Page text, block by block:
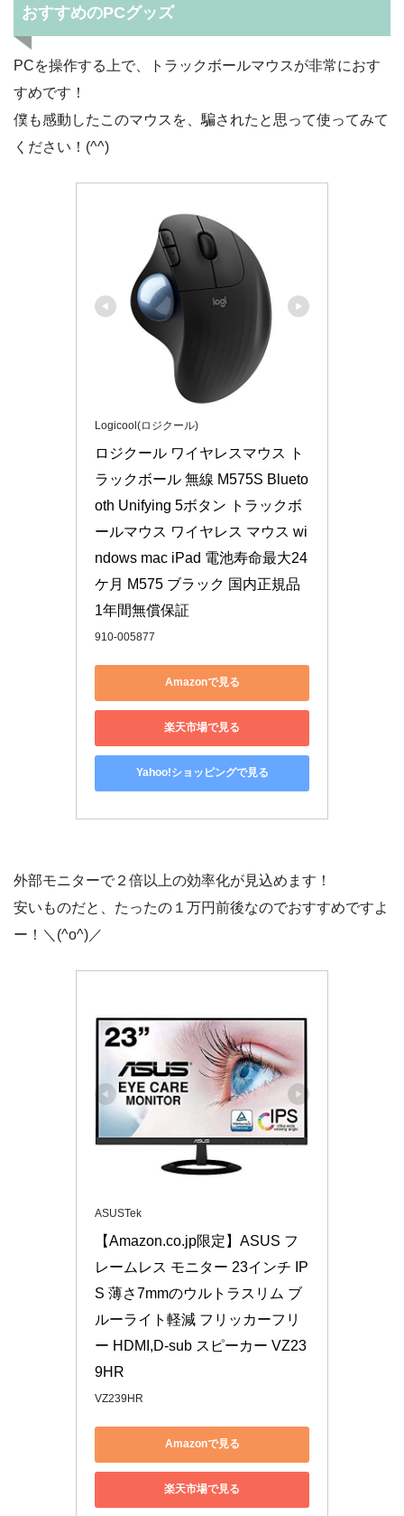
おすすめのPCグッズ
PCを操作する上で、トラックボールマウスが非常におす
すめです！
僕も感動したこのマウスを、騙されたと思って使ってみて
ください！(^^)
Logicool(ロジクール)
ロジクール ワイヤレスマウス ト
ラックボール 無線 M575S Blueto
oth Unifying 5ボタン トラックボ
ールマウス ワイヤレス マウス wi
ndows mac iPad 電池寿命最大24
ケ月 M575 ブラック 国内正規品
1年間無償保証
910-005877
Amazonで見る
楽天市場で見る
Yahoo!ショッピングで見る
外部モニターで２倍以上の効率化が見込めます！
安いものだと、たったの１万円前後なのでおすすめですよ
ー！＼(^o^)／
ASUSTek
【Amazon.co.jp限定】ASUS フ
レームレス モニター 23インチ IP
S 薄さ7mmのウルトラスリム ブ
ルーライト軽減 フリッカーフリ
ー HDMI,D-sub スピーカー VZ23
9HR
VZ239HR
Amazonで見る
楽天市場で見る